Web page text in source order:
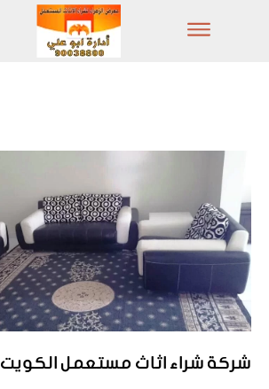
شركة شراء اثاث مستعمل الكويت 90038800